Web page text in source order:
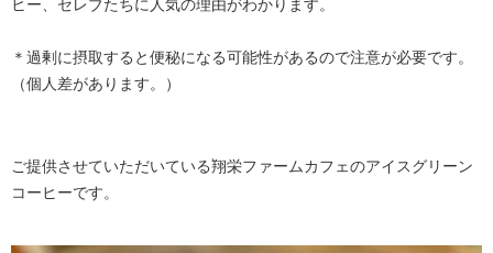
ヒー、セレブたちに人気の理由がわかります。
＊過剰に摂取すると便秘になる可能性があるので注意が必要です。
（個人差があります。）
ご提供させていただいている翔栄ファームカフェのアイスグリーン
コーヒーです。